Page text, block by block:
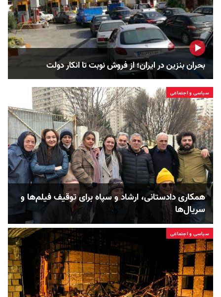
بحران بنزین در ایران؛ از فروش نوبت تا انکار دولت
سیاسی و اجتماعی
همکاری دادستانی، ارشاد و سپاه برای توقیف فیلم‌ها و
سریال‌ها
سیاسی و اجتماعی